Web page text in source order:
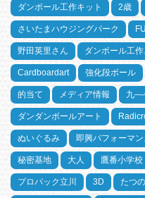
ダンボール工作キット 2歳
さいたまハウジングパーク
野田英里さん ダンボール工作.
Cardboardart 強化段ボール
的当て メディア情報 九―
ダンダンボールアート
ぬいぐるみ 即興パフォーマン
秘密基地 大人 鷹番小学校
プロパック立川 3D たつ